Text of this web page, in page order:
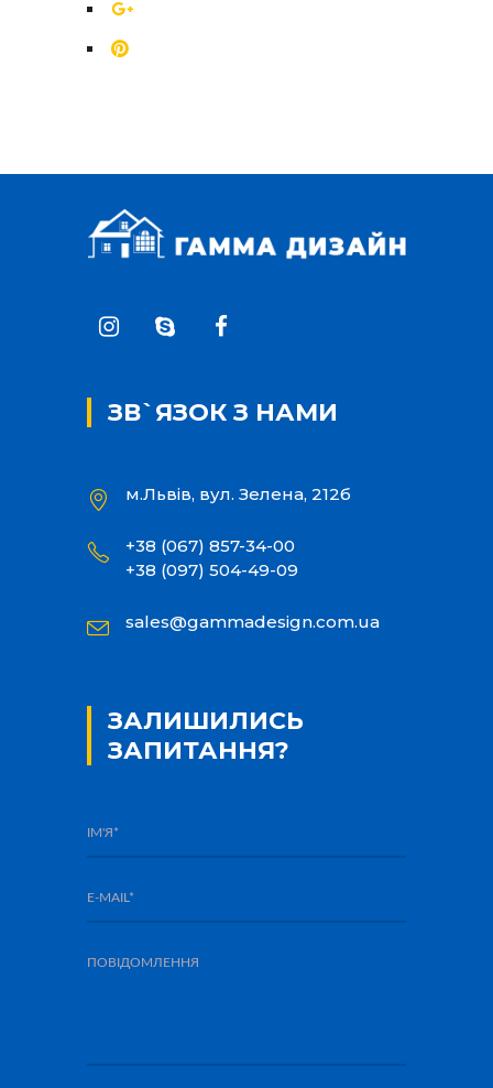
ЗВ`ЯЗОК З НАМИ
м.Львів, вул. Зелена, 212б
+38 (067) 857-34-00
+38 (097) 504-49-09
sales@gammadesign.com.ua
ЗАЛИШИЛИСЬ
ЗАПИТАННЯ?